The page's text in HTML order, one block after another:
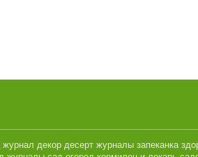
журнал декор десерт журналы запеканка